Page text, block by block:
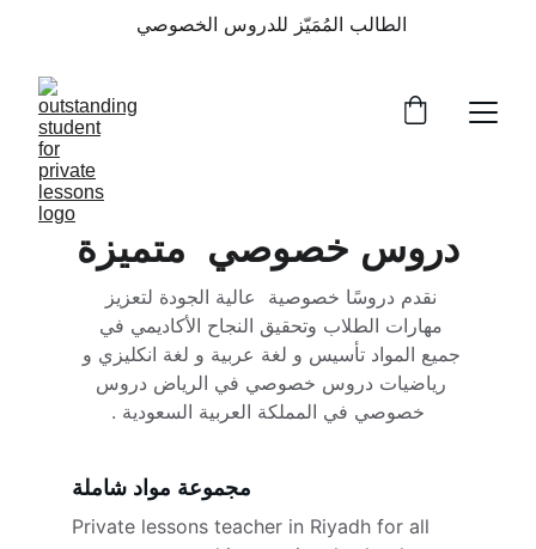
الطالب المُمَيّز للدروس الخصوصي
دروس خصوصي  متميزة
نقدم دروسًا خصوصية  عالية الجودة لتعزيز
مهارات الطلاب وتحقيق النجاح الأكاديمي في
جميع المواد تأسيس و لغة عربية و لغة انكليزي و
رياضيات دروس خصوصي في الرياض دروس
خصوصي في المملكة العربية السعودية .
مجموعة مواد شاملة
Private lessons teacher in Riyadh for all